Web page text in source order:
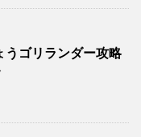
うゴリランダー攻略